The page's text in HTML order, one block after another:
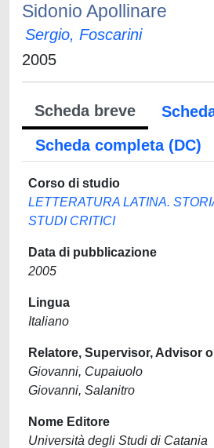
Sidonio Apollinare
Sergio, Foscarini
2005
Scheda breve
Scheda completa (DC)
Corso di studio
LETTERATURA LATINA.
STUDI CRITICI
Data di pubblicazione
2005
Lingua
Italiano
Relatore, Supervisor, Advisor
Giovanni, Cupaiuolo
Giovanni, Salanitro
Nome Editore
Università degli Studi di Catania